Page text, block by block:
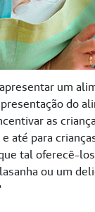
um
do
as
até para
tal oferecê-
ou um